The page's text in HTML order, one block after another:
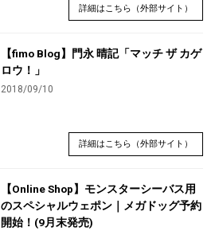
詳細はこちら（外部サイト）
【fimo Blog】門永 晴記「マッチ ザ カゲ
ロウ！」
2018/09/10
詳細はこちら（外部サイト）
【Online Shop】モンスターシーバス用
のスペシャルウェポン｜メガドッグ予約
開始！(9月末発売)